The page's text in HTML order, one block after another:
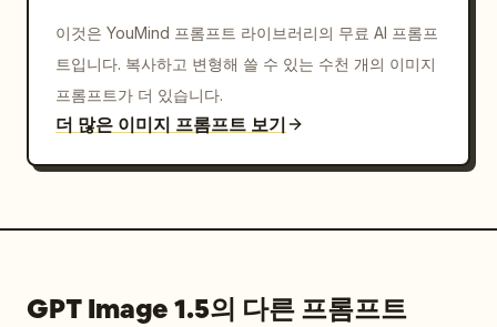
이것은 YouMind 프롬프트 라이브러리의 무료 AI 프롬프
트입니다. 복사하고 변형해 쓸 수 있는 수천 개의 이미지
프롬프트가 더 있습니다.
더 많은 이미지 프롬프트 보기
GPT Image 1.5의 다른 프롬프트